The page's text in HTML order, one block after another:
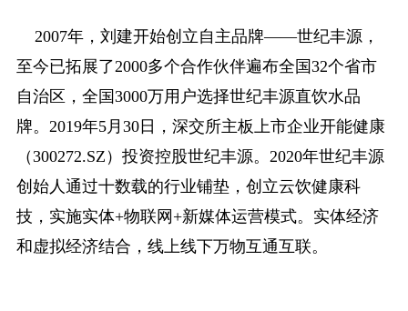
2007年，刘建开始创立自主品牌——世纪丰源，
至今已拓展了2000多个合作伙伴遍布全国32个省市
自治区，全国3000万用户选择世纪丰源直饮水品
牌。2019年5月30日，深交所主板上市企业开能健康
（300272.SZ）投资控股世纪丰源。2020年世纪丰源
创始人通过十数载的行业铺垫，创立云饮健康科
技，实施实体+物联网+新媒体运营模式。实体经济
和虚拟经济结合，线上线下万物互通互联。